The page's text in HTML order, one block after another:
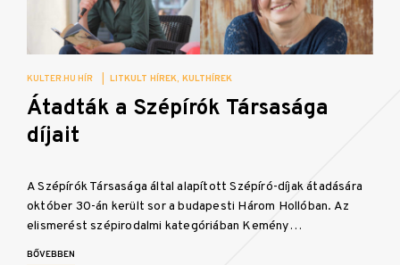
KULTER.HU HÍR LITKULT HÍREK KULTHÍREK
Átadták a Szépírók Társasága
díjait
A Szépírók Társasága által alapított Szépíró-díjak átadására
október 30-án került sor a budapesti Három Hollóban. Az
elismerést szépirodalmi kategóriában Kemény…
BŐVEBBEN